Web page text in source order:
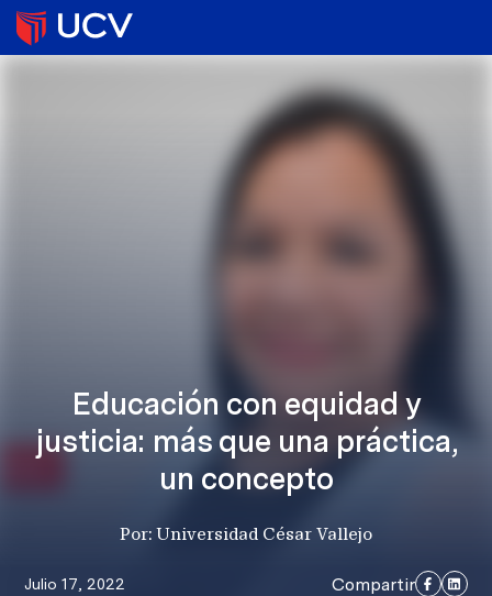
Educación con equidad y
justicia: más que una práctica,
un concepto
Por: Universidad César Vallejo
Julio 17, 2022 Compartir